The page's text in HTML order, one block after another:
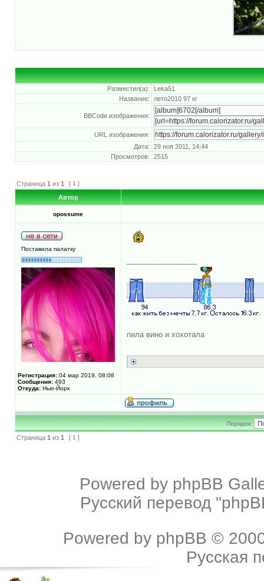
Разместил(а):
Leka51
Название:
лето2010 97 кг
BBCode изображения:
URL изображения:
Дата:
29 ноя 2011, 14:44
Просмотров:
2515
Страница 1 из 1 [ 1 ]
Автор
opossume
Поставила палатку
Регистрация: 04 мар 2019, 08:08
Сообщения: 493
Откуда: Нью-Йорк
пила вино и хохотала
Порядок:
Страница 1 из 1 [ 1 ]
Powered by phpBB
Русский перевод
Powered by phpBB ©
Русская